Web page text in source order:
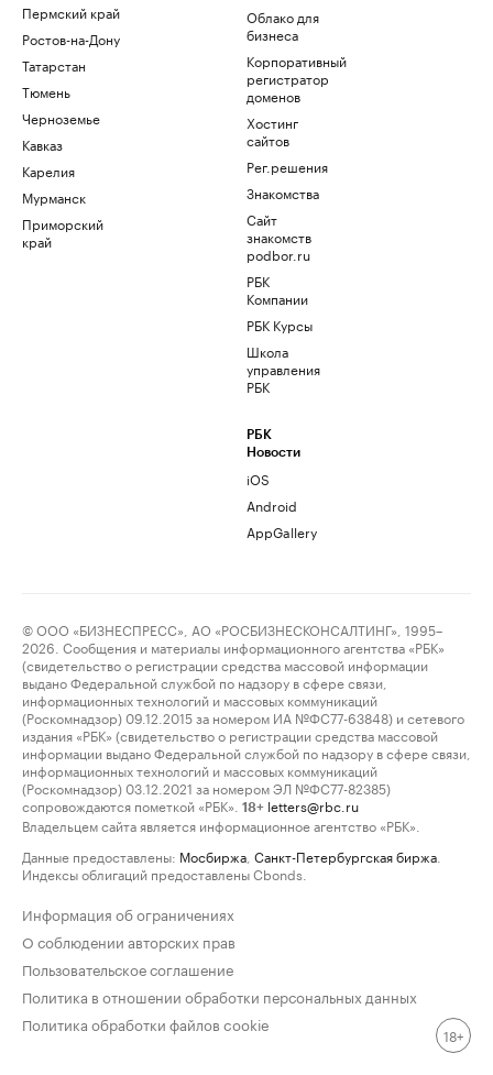
Пермский край
Ростов-на-Дону
Татарстан
Тюмень
Черноземье
Кавказ
Карелия
Мурманск
Приморский
край
Облако для
бизнеса
Корпоративный
регистратор
доменов
Хостинг
сайтов
Рег.решения
Знакомства
Сайт
знакомств
podbor.ru
РБК
Компании
РБК Курсы
Школа
управления
РБК
РБК
Новости
iOS
Android
AppGallery
© ООО «БИЗНЕСПРЕСС», АО «РОСБИЗНЕСКОНСАЛТИНГ», 1995–
2026. Сообщения и материалы информационного агентства «РБК»
(свидетельство о регистрации средства массовой информации
выдано Федеральной службой по надзору в сфере связи,
информационных технологий и массовых коммуникаций
(Роскомнадзор) 09.12.2015 за номером ИА №ФС77-63848) и сетевого
издания «РБК» (свидетельство о регистрации средства массовой
информации выдано Федеральной службой по надзору в сфере связи,
информационных технологий и массовых коммуникаций
(Роскомнадзор) 03.12.2021 за номером ЭЛ №ФС77-82385)
сопровождаются пометкой «РБК».
18+ letters@rbc.ru
Владельцем сайта является информационное агентство «РБК».
Данные предоставлены: Мосбиржа Санкт-Петербургская биржа
Индексы облигаций предоставлены Cbonds.
Информация об ограничениях
О соблюдении авторских прав
Пользовательское соглашение
Политика в отношении обработки персональных данных
Политика обработки файлов cookie
18+